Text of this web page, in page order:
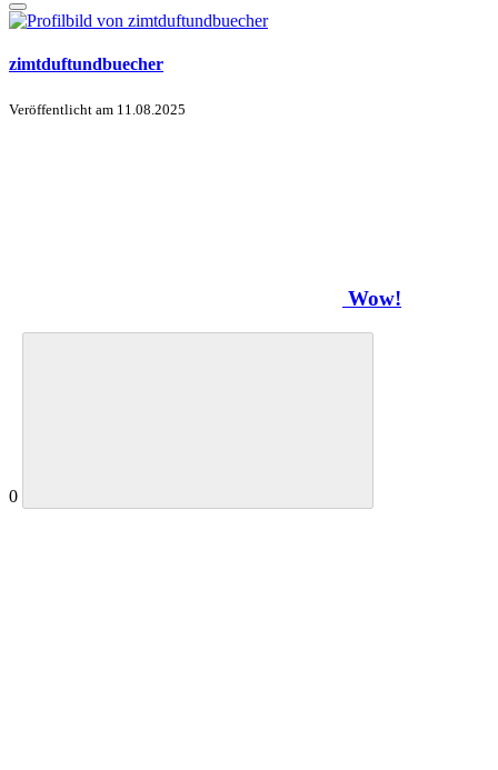
zimtduftundbuecher
Veröffentlicht am 11.08.2025
Wow!
0